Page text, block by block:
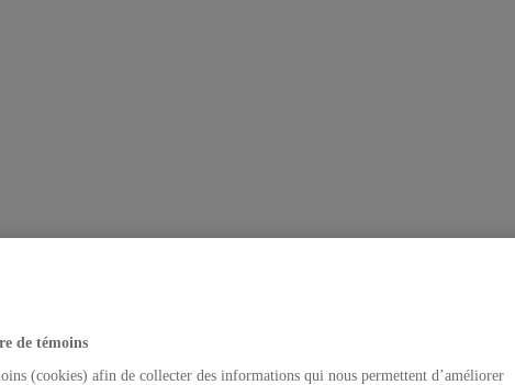
de témoins
(cookies) afin de collecter des informations qui nous permettent d’améliorer